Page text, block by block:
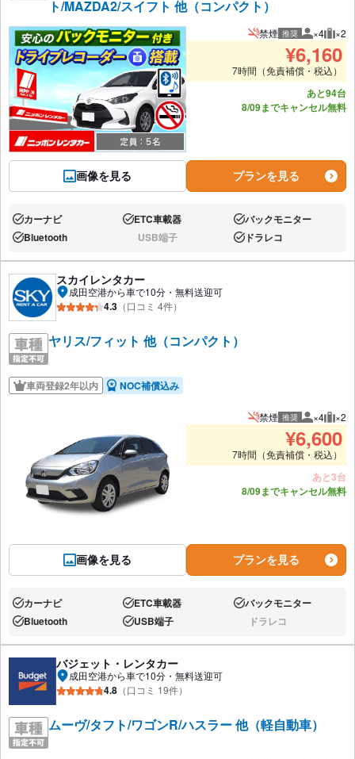
ト/MAZDA2/スイフト 他（コンパクト）
画像を見る
禁煙 推奨 推奨人数
×4 推
×2
¥6,160
7時間（免責補償・税込）
あと94台
8/09までキャンセル無料
プランを見る
あり:カーナビ あり:ETC車載器 あり:バックモニター
あり:Bluetooth なし:USB端子 あり:ドラレコ
スカイレンタカー
成田空港から車で10分・無料送迎可
4.3 （口コミ 4件）
ヤリス/フィット 他（コンパクト）
車両登録2年以内 NOC補償込み
画像を見る
禁煙 推奨 推奨人数
×4 推
×2
¥6,600
7時間（免責補償・税込）
あと3台
8/09までキャンセル無料
プランを見る
あり:カーナビ あり:ETC車載器 あり:バックモニター
あり:Bluetooth あり:USB端子 なし:ドラレコ
バジェット・レンタカー
成田空港から車で10分・無料送迎可
4.8 （口コミ 19件）
ムーヴ/タフト/ワゴンR/ハスラー 他（軽自動車）